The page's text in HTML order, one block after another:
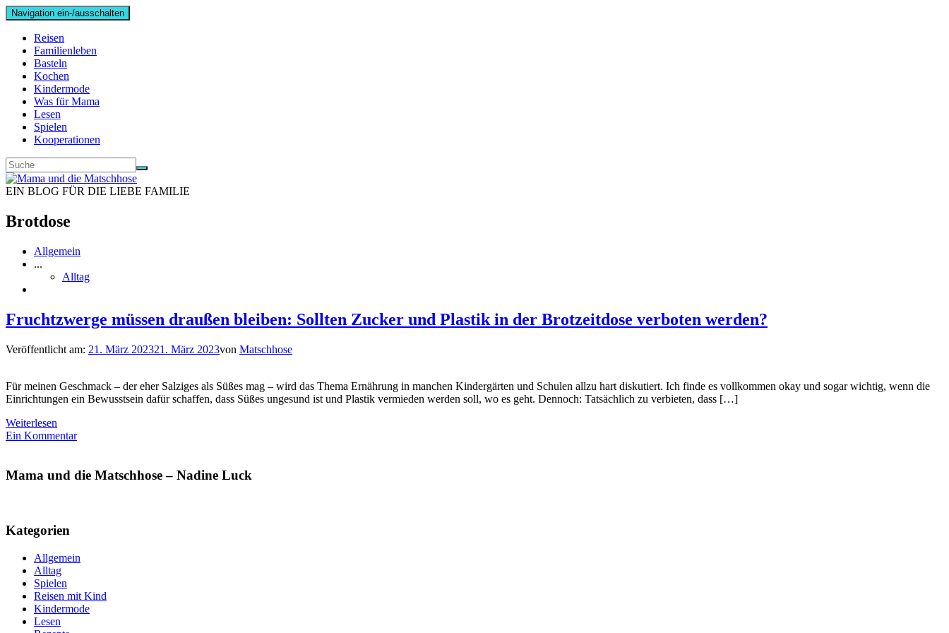
Navigation ein-/ausschalten
Reisen
Familienleben
Basteln
Kochen
Kindermode
Was für Mama
Lesen
Spielen
Kooperationen
EIN BLOG FÜR DIE LIEBE FAMILIE
Brotdose
Allgemein
...
Alltag
Fruchtzwerge müssen draußen bleiben: Sollten Zucker und Plastik in der Brotzeitdose verboten werden?
Veröffentlicht am: 21. März 202321. März 2023von Matschhose
Für meinen Geschmack – der eher Salziges als Süßes mag – wird das Thema Ernährung in manchen Kindergärten und Schulen allzu hart diskutiert. Ich finde es vollkommen okay und sogar wichtig, wenn die
Einrichtungen ein Bewusstsein dafür schaffen, dass Süßes ungesund ist und Plastik vermieden werden soll, wo es geht. Dennoch: Tatsächlich zu verbieten, dass […]
Weiterlesen
Ein Kommentar
Mama und die Matschhose – Nadine Luck
Kategorien
Allgemein
Alltag
Spielen
Reisen mit Kind
Kindermode
Lesen